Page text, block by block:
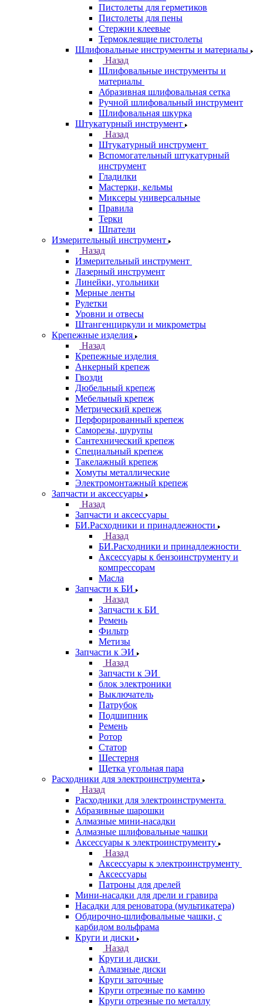
Пистолеты для герметиков
Пистолеты для пены
Стержни клеевые
Термоклеящие пистолеты
Шлифовальные инструменты и материалы
Назад
Шлифовальные инструменты и
материалы
Абразивная шлифовальная сетка
Ручной шлифовальный инструмент
Шлифовальная шкурка
Штукатурный инструмент
Назад
Штукатурный инструмент
Вспомогательный штукатурный
инструмент
Гладилки
Мастерки, кельмы
Миксеры универсальные
Правила
Терки
Шпатели
Измерительный инструмент
Назад
Измерительный инструмент
Лазерный инструмент
Линейки, угольники
Мерные ленты
Рулетки
Уровни и отвесы
Штангенциркули и микрометры
Крепежные изделия
Назад
Крепежные изделия
Анкерный крепеж
Гвозди
Дюбельный крепеж
Мебельный крепеж
Метрический крепеж
Перфорированный крепеж
Саморезы, шурупы
Сантехнический крепеж
Специальный крепеж
Такелажный крепеж
Хомуты металлические
Электромонтажный крепеж
Запчасти и аксессуары
Назад
Запчасти и аксессуары
БИ.Расходники и принадлежности
Назад
БИ.Расходники и принадлежности
Аксессуары к бензоинструменту и
компрессорам
Масла
Запчасти к БИ
Назад
Запчасти к БИ
Ремень
Фильтр
Метизы
Запчасти к ЭИ
Назад
Запчасти к ЭИ
блок электроники
Выключатель
Патрубок
Подшипник
Ремень
Ротор
Статор
Шестерня
Щетка угольная пара
Расходники для электроинструмента
Назад
Расходники для электроинструмента
Абразивные шарошки
Алмазные мини-насадки
Алмазные шлифовальные чашки
Аксессуары к электроинструменту
Назад
Аксессуары к электроинструменту
Аксессуары
Патроны для дрелей
Мини-насадки для дрели и гравира
Насадки для реноватора (мультикатера)
Обдирочно-шлифовальные чашки, с
карбидом вольфрама
Круги и диски
Назад
Круги и диски
Алмазные диски
Круги заточные
Круги отрезные по камню
Круги отрезные по металлу